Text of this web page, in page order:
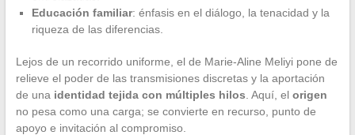
Educación familiar: énfasis en el diálogo, la tenacidad y la
riqueza de las diferencias.
Lejos de un recorrido uniforme, el de Marie-Aline Meliyi pone de
relieve el poder de las transmisiones discretas y la aportación
de una identidad tejida con múltiples hilos . Aquí, el origen
no pesa como una carga; se convierte en recurso, punto de
apoyo e invitación al compromiso.